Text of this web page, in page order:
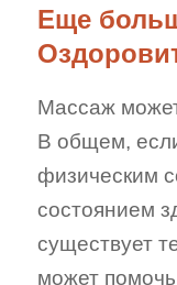
Еще
Массаж
В общем,
физическим
состоянием
существует
может